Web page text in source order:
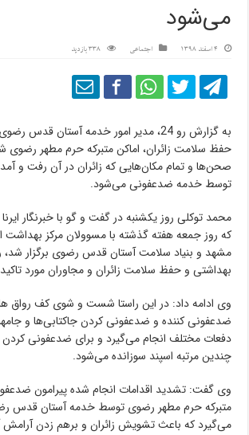
می‌شود
4 اسفند 1398 اجتماعی 338 بازدید
به گزارش رو 24، مدیر امور خدمه آستان
حفظ سلامت زائران، اماکن متبرکه حرم مطهر رضوی
صحن‌ها و تمام مکان‌هایی که زائران در آن رفت و
توسط خدمه ضدعفونی ‌می‌شود.
محمد توکلی روز یکشنبه در گفت و گو با خبرنگار
که روز جمعه هفته گذشته با مسوولان مرکز بهداشت
مشهد و بنیاد سلامت آستان قدس رضوی برگزار شد،
بهداشتی و حفظ سلامت زائران و مجاوران مورد
وی ادامه داد: در این راستا شست و شوی کف رواق
ضدعفونی کننده و ضدعفونی کردن جاکتابی‌ها و
دفعات مختلف انجام می‌گیرد و برای ضدعفونی کردن
چندین مرتبه اسپند سوزانده می‌شود.
وی گفت: تشدید اقدامات انجام شده پیرامون
متبرکه حرم مطهر رضوی توسط خدمه آستان قدس
می‌گیرد که باعث تشویش زائران و برهم زدن آرامش